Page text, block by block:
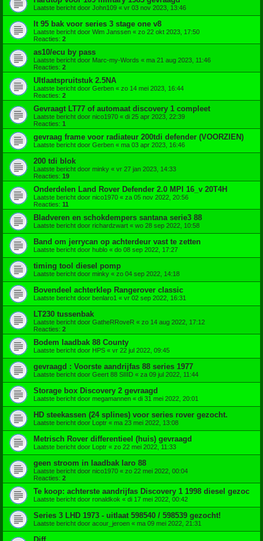
Laatste bericht door John109 « vr 03 nov 2023, 13:46
lt 95 bak voor series 3 stage one v8
Laatste bericht door Wim Janssen « zo 22 okt 2023, 17:50
Reacties: 2
as10/ecu by pass
Laatste bericht door Marc-my-Words « ma 21 aug 2023, 11:46
Reacties: 2
UItlaatspruitstuk 2.5NA
Laatste bericht door Gerben « zo 14 mei 2023, 16:44
Reacties: 2
Gevraagt LT77 of automaat discovery 1 compleet
Laatste bericht door nico1970 « di 25 apr 2023, 22:39
Reacties: 1
gevraag frame voor radiateur 200tdi defender (VOORZIEN)
Laatste bericht door Gerben « ma 03 apr 2023, 16:46
200 tdi blok
Laatste bericht door minky « vr 27 jan 2023, 14:33
Reacties: 19
Onderdelen Land Rover Defender 2.0 MPI 16_v 20T4H
Laatste bericht door nico1970 « za 05 nov 2022, 20:56
Reacties: 11
Bladveren en schokdempers santana serie3 88
Laatste bericht door richardzwart « wo 28 sep 2022, 10:58
Band om jerrycan op achterdeur vast te zetten
Laatste bericht door hublo « do 08 sep 2022, 17:27
timing tool diesel pomp
Laatste bericht door minky « zo 04 sep 2022, 14:18
Bovendeel achterklep Rangerover classic
Laatste bericht door benlaro1 « vr 02 sep 2022, 16:31
LT230 tussenbak
Laatste bericht door GatheRRoveR « zo 14 aug 2022, 17:12
Reacties: 2
Bodem laadbak 88 County
Laatste bericht door HPS « vr 22 jul 2022, 09:45
gevraagd : Voorste aandrijfas 88 series 1977
Laatste bericht door Geert 88 SIIID « za 09 jul 2022, 11:44
Storage box Discovery 2 gevraagd
Laatste bericht door megamannen « di 31 mei 2022, 20:01
HD steekassen (24 splines) voor series rover gezocht.
Laatste bericht door Loptr « ma 23 mei 2022, 13:08
Metrisch Rover differentieel (huis) gevraagd
Laatste bericht door Loptr « zo 22 mei 2022, 11:33
geen stroom in laadbak laro 88
Laatste bericht door nico1970 « zo 22 mei 2022, 00:04
Reacties: 2
Te koop: achterste aandrijfas Discovery 1 1998 diesel gezoc
Laatste bericht door ronaldkok « di 17 mei 2022, 00:42
Series 3 LHD 1973 - uitlaat 598540 / 598539 gezocht!
Laatste bericht door acour_jeroen « ma 09 mei 2022, 21:31